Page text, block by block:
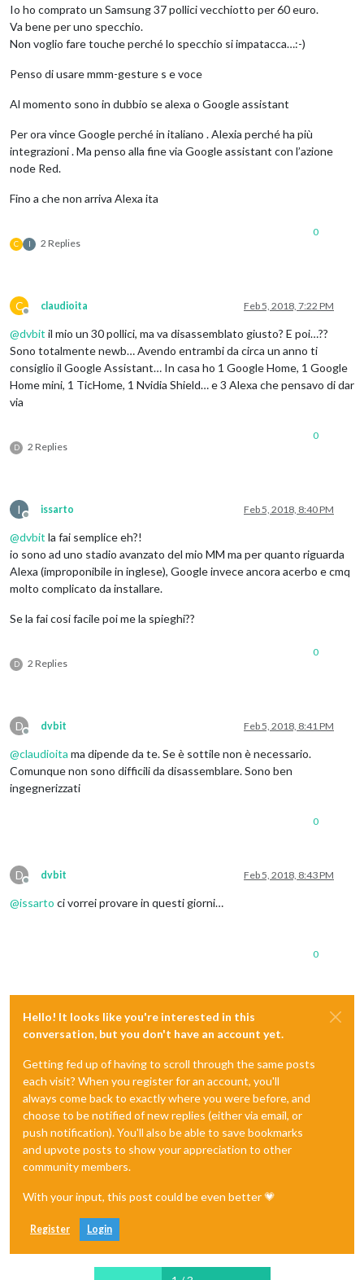
Io ho comprato un Samsung 37 pollici vecchiotto per 60 euro.
Va bene per uno specchio.
Non voglio fare touche perché lo specchio si impatacca…:-)
Penso di usare mmm-gesture s e voce
Al momento sono in dubbio se alexa o Google assistant
Per ora vince Google perché in italiano . Alexia perché ha più
integrazioni . Ma penso alla fine via Google assistant con l’azione
node Red.
Fino a che non arriva Alexa ita
C I 2 Replies
0
C
Offline
claudioita Feb 5, 2018, 7:22 PM
@dvbit il mio un 30 pollici, ma va disassemblato giusto? E poi…??
Sono totalmente newb… Avendo entrambi da circa un anno ti
consiglio il Google Assistant… In casa ho 1 Google Home, 1 Google
Home mini, 1 TicHome, 1 Nvidia Shield… e 3 Alexa che pensavo di dar
via
D 2 Replies
0
I
Offline
issarto Feb 5, 2018, 8:40 PM
@dvbit la fai semplice eh?!
io sono ad uno stadio avanzato del mio MM ma per quanto riguarda
Alexa (improponibile in inglese), Google invece ancora acerbo e cmq
molto complicato da installare.
Se la fai cosi facile poi me la spieghi??
D 2 Replies
0
D
Offline
dvbit Feb 5, 2018, 8:41 PM
@claudioita ma dipende da te. Se è sottile non è necessario.
Comunque non sono difficili da disassemblare. Sono ben
ingegnerizzati
0
D
Offline
dvbit Feb 5, 2018, 8:43 PM
@issarto ci vorrei provare in questi giorni…
0
Hello! It looks like you're interested in this
conversation, but you don't have an account yet.
Getting fed up of having to scroll through the same posts
each visit? When you register for an account, you'll
always come back to exactly where you were before, and
choose to be notified of new replies (either via email, or
push notification). You'll also be able to save bookmarks
and upvote posts to show your appreciation to other
community members.
With your input, this post could be even better 💗
Register Login